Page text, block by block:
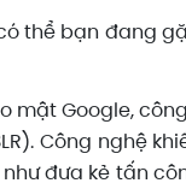
thể bạn đang
mật Google,
Công nghệ
như đưa kẻ tấn